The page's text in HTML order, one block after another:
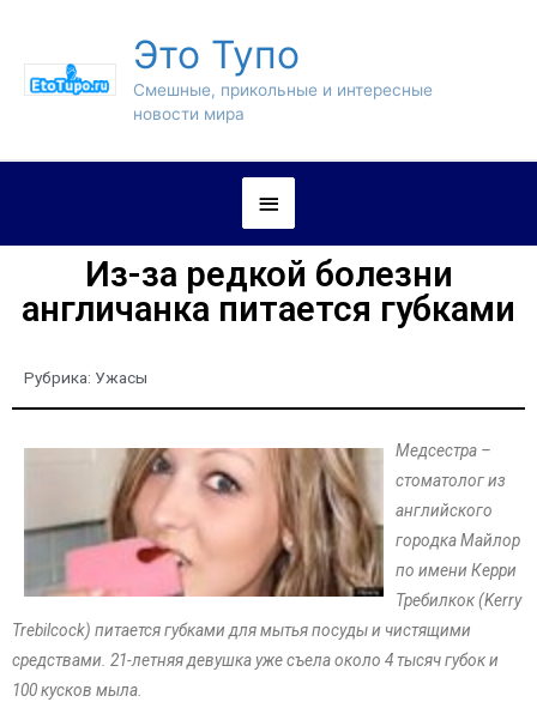
Это Тупо
Смешные, прикольные и интересные
новости мира
Из-за редкой болезни
англичанка питается губками
Рубрика: Ужасы
Медсестра –
стоматолог из
английского
городка Майлор
по имени Керри
Требилкок (Kerry
Trebilcock) питается губками для мытья посуды и чистящими
средствами. 21-летняя девушка уже съела около 4 тысяч губок и
100 кусков мыла.